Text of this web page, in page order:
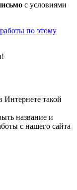
с условиями
по этому
Интернете такой
название и
с нашего сайта